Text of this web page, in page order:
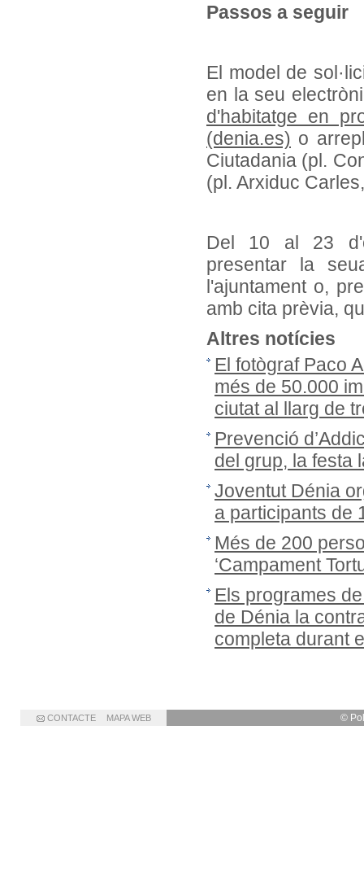
Passos a seguir
El model de
en la seu
d'habitatge en
(denia.es) o
Ciutadania (pl.
(pl. Arxiduc
Del 10 al 23
presentar la
l'ajuntament o,
amb cita prèvia,
Altres notícies
El fotògraf Paco
més de 50.000
ciutat al llarg de
Prevenció
del grup, la festa
Joventut Dénia
a participants de
Més de 200
‘Campament
Els programes
de Dénia la
completa durant
©
CONTACTE MAPA WEB